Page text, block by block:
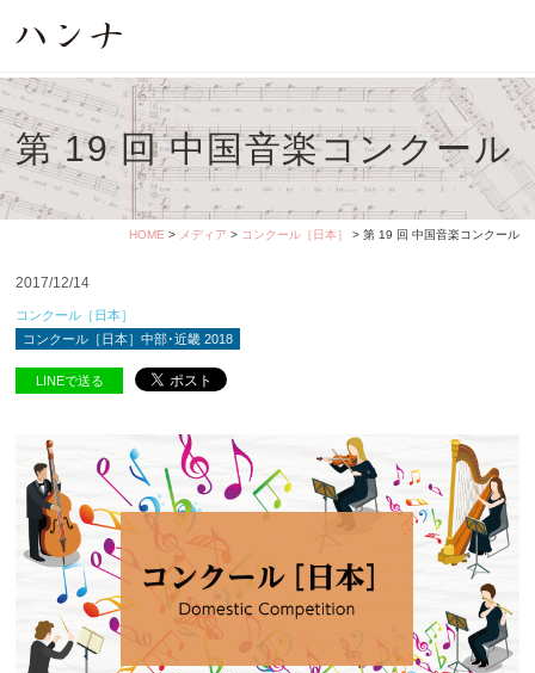
第 19 回 中国音楽コンクール
HOME > メディア > コンクール［日本］ > 第 19 回 中国音楽コンクール
2017/12/14
コンクール［日本］
コンクール［日本］中部･近畿 2018
LINEで送る